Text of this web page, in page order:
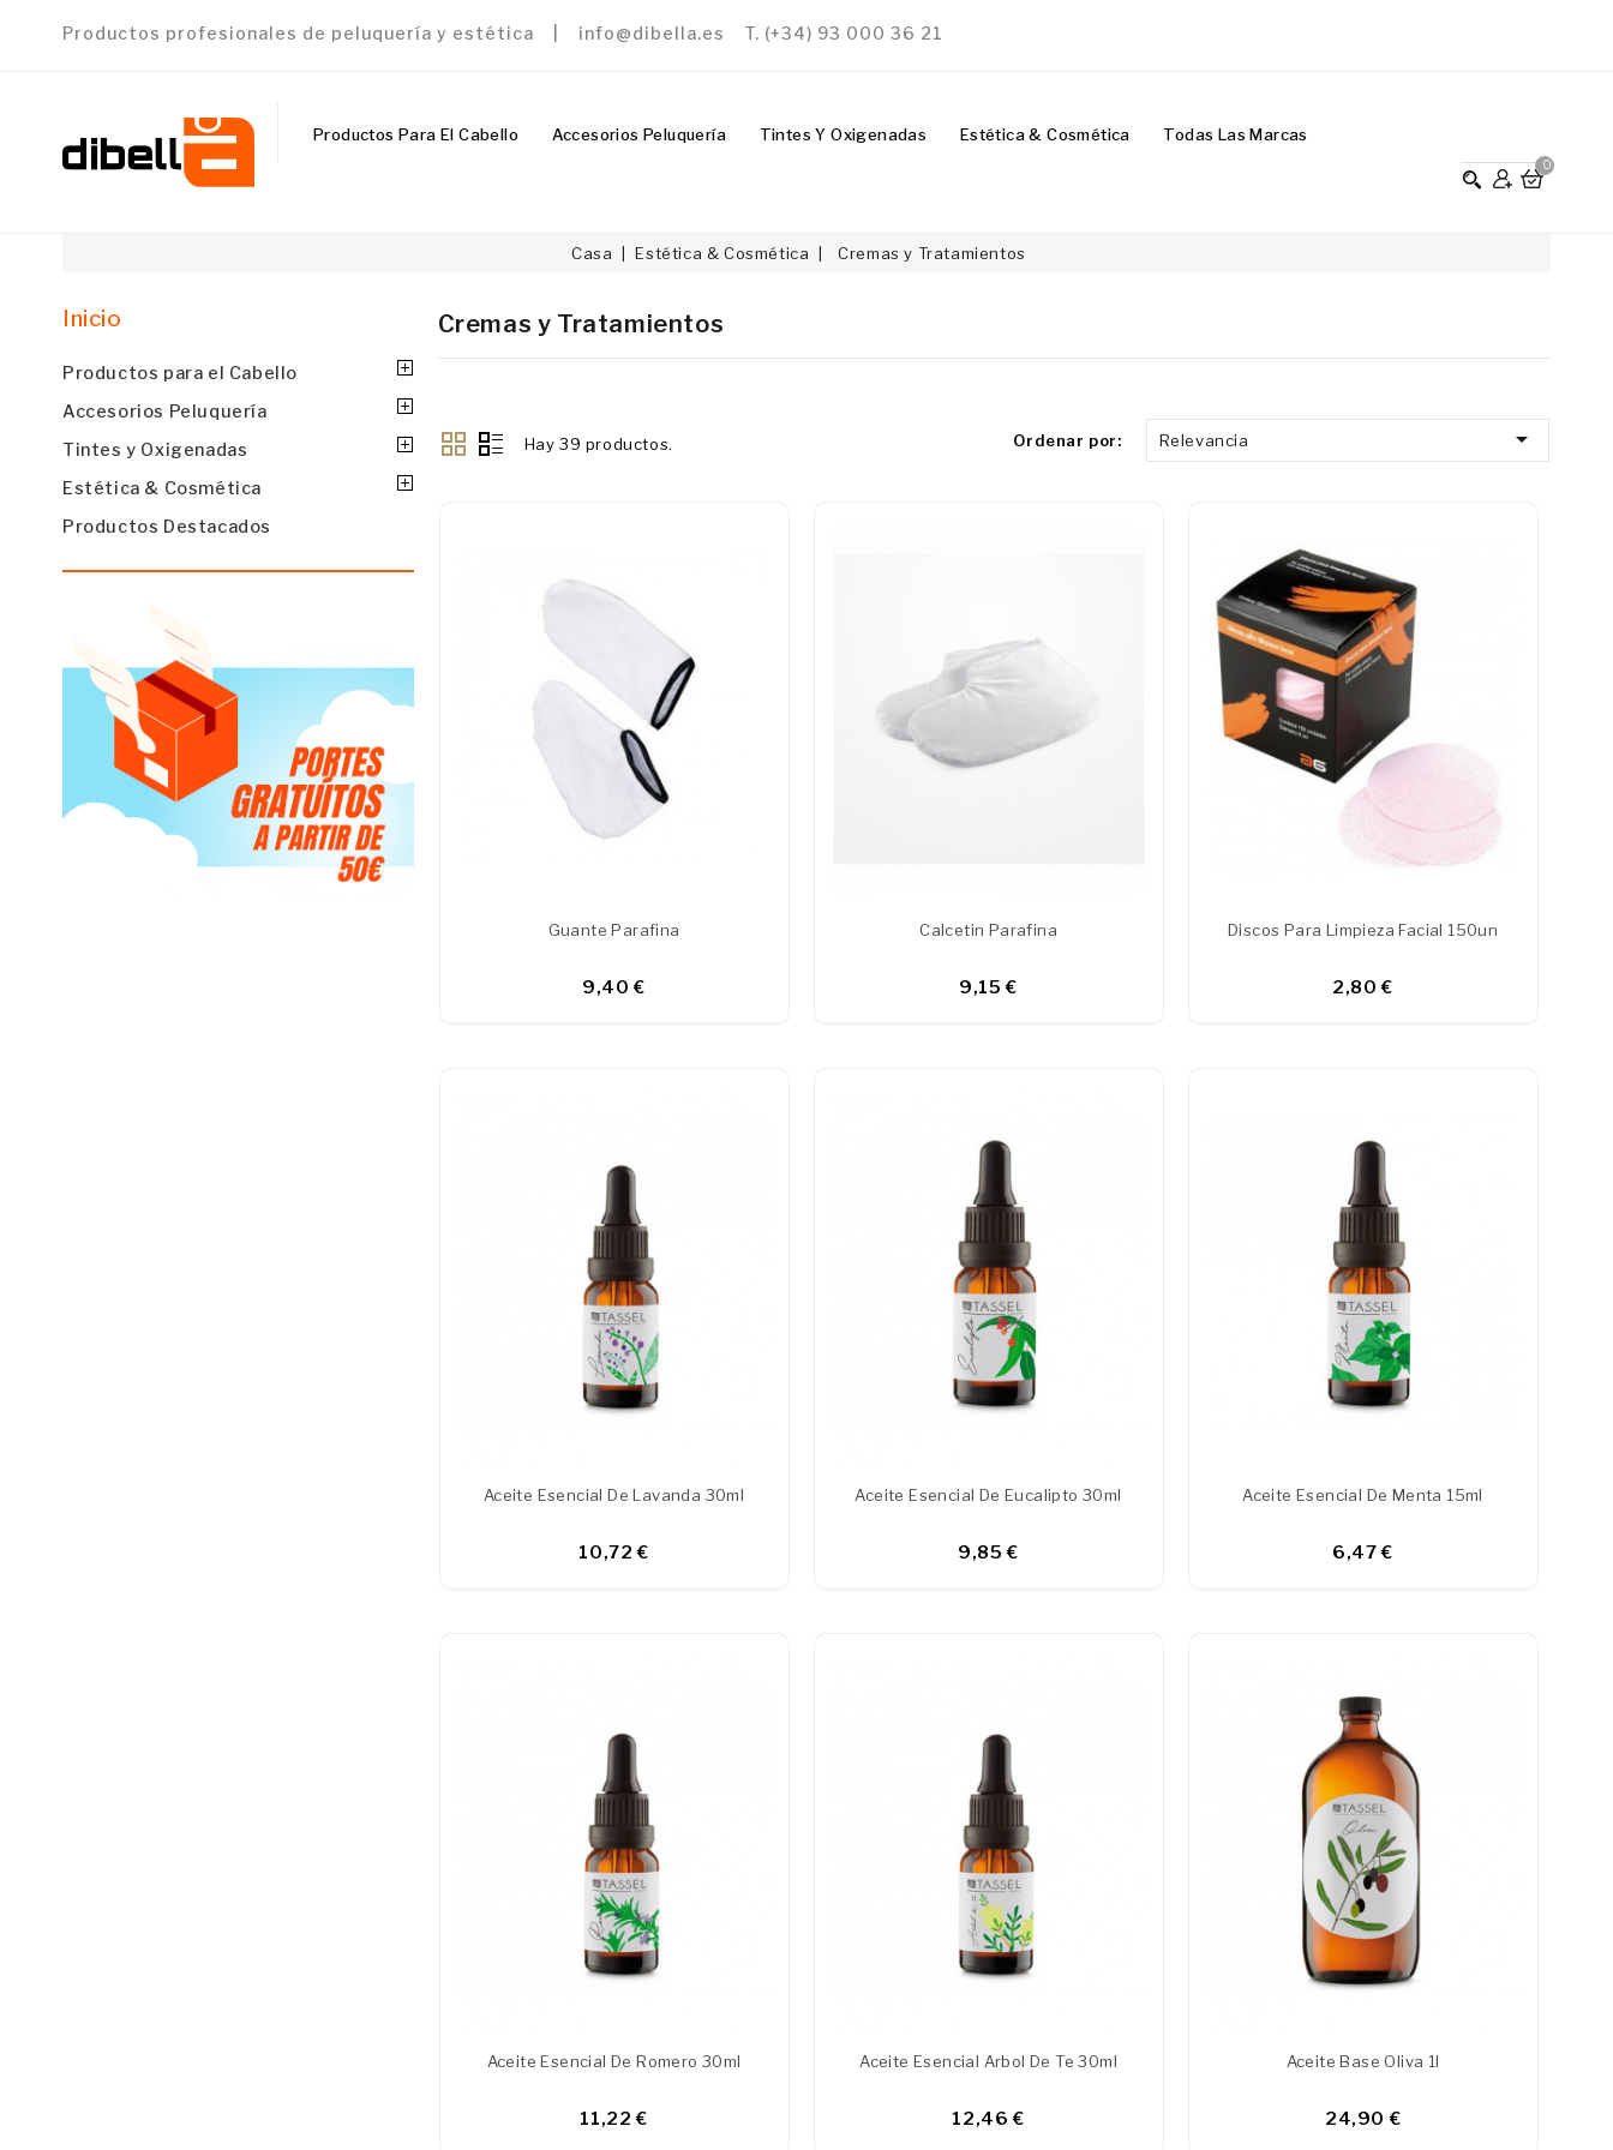
Productos profesionales de peluquería y estética | info@dibella.es T. (+34) 93 000 36 21
0
Productos Para El Cabello Accesorios Peluquería Tintes Y Oxigenadas Estética & Cosmética Todas Las Marcas
Casa Estética & Cosmética Cremas y Tratamientos
Inicio
Productos para el Cabello
Accesorios Peluquería
Tintes y Oxigenadas
Estética & Cosmética
Productos Destacados
Cremas y Tratamientos
Hay 39 productos. Ordenar por: Relevancia 
Guante Parafina
9,40 €
Calcetin Parafina
9,15 €
Discos Para Limpieza Facial 150un
2,80 €
Aceite Esencial De Lavanda 30ml
10,72 €
Aceite Esencial De Eucalipto 30ml
9,85 €
Aceite Esencial De Menta 15ml
6,47 €
Aceite Esencial De Romero 30ml
11,22 €
Aceite Esencial Arbol De Te 30ml
12,46 €
Aceite Base Oliva 1l
24,90 €